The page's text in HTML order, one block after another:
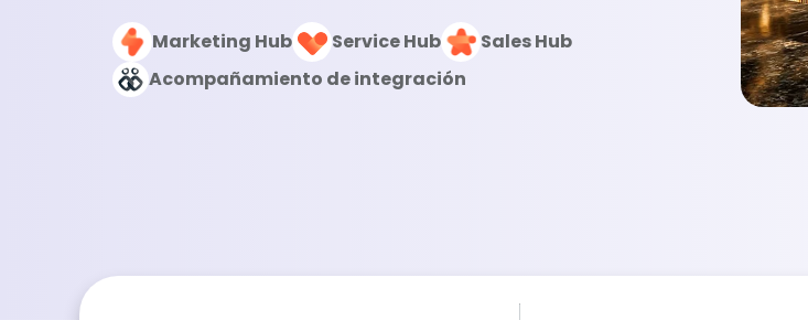
Marketing Hub Service Hub
Sales Hub
Acompañamiento de integración